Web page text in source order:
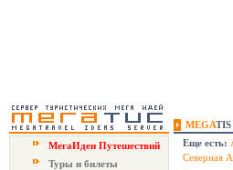
MEGATIS
МегаИдеи Путешествий
Туры и билеты
Еще есть:
Северная